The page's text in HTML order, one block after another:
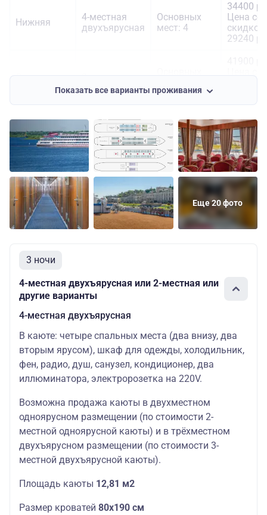
Нижняя
4-местная
двухъярусная
Основных
мест: 4
34400
Цена со
скидкой:
29240
Шлюпочная 2-местная
Основных
мест: 2
Цена со
скидкой:
37060
Показать все варианты проживания
Еще 20 фото
3 ночи
4-местная двухъярусная или 2-местная или
другие варианты
4-местная двухъярусная
В каюте: четыре спальных места (два внизу, два
вторым ярусом), шкаф для одежды, холодильник,
фен, радио, душ, санузел, кондиционер, два
иллюминатора, электророзетка на 220V.
Возможна продажа каюты в двухместном
одноярусном размещении (по стоимости 2-
местной одноярусной каюты) и в трёхместном
двухъярусном размещении (по стоимости 3-
местной двухъярусной каюты).
Площадь каюты 12,81 м2
Размер кроватей 80х190 см